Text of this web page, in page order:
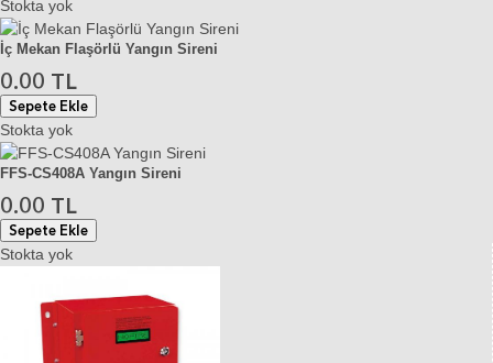
Stokta yok
İç Mekan Flaşörlü Yangın Sireni
0.00 TL
Sepete Ekle
Stokta yok
FFS-CS408A Yangın Sireni
0.00 TL
Sepete Ekle
Stokta yok